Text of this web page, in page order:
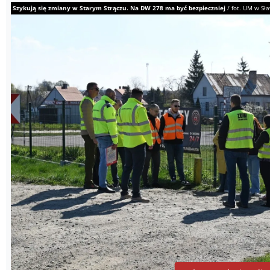
Szykują się zmiany w Starym Strączu. Na DW 278 ma być bezpieczniej / fot. UM w